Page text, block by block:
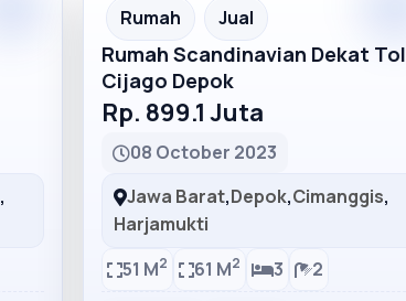
,
Recommended
Rumah Jual
Rumah Scandinavian Dekat Tol
Cijago Depok
Rp. 899.1 Juta
08 October 2023
Jawa Barat,Depok,Cimanggis,
Harjamukti
51 M2 61 M2 3 2